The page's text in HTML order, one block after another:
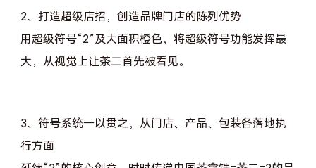
2、打造超级店招，创造品牌门店的陈列优势
用超级符号“2”及大面积橙色，将超级符号功能发挥最
大，从视觉上让茶二首先被看见。
3、符号系统一以贯之，从门店、产品、包装各落地执
行方面